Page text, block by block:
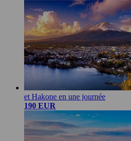
et Hakone en une journée
190 EUR